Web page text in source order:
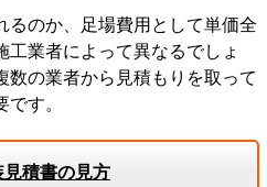
のか、足場費用として単価全
業者によって異なるでしょ
数の業者から見積もりを取って
す。
見積書の見方